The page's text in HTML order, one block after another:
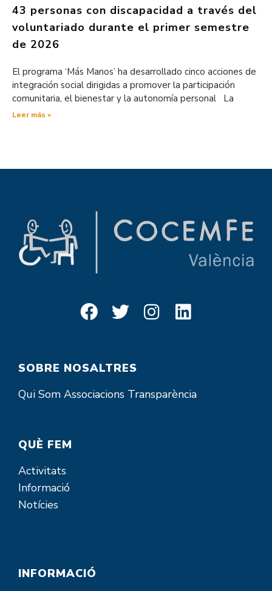
43 personas con discapacidad a través del
voluntariado durante el primer semestre
de 2026
El programa ‘Más Manos’ ha desarrollado cinco acciones de
integración social dirigidas a promover la participación
comunitaria, el bienestar y la autonomía personal La
Leer más »
SOBRE NOSALTRES
Qui Som Associacions Transparència
QUÈ FEM
Activitats
Informació
Notícies
INFORMACIÓ